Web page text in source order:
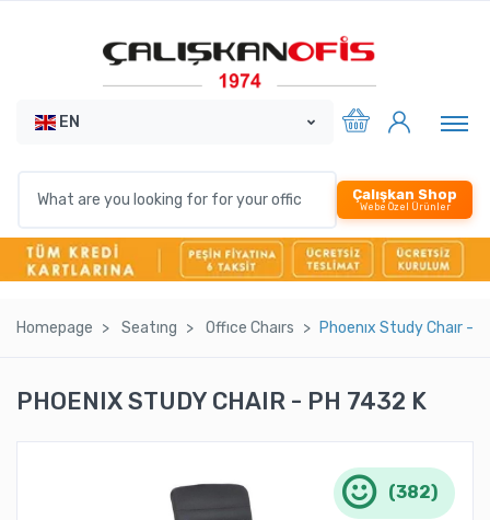
EN
Çalışkan Shop
Webe Özel Ürünler
Homepage Seatıng Offıce Chaırs Phoenıx Study Chaır -
PHOENIX STUDY CHAIR - PH 7432 K
(382)